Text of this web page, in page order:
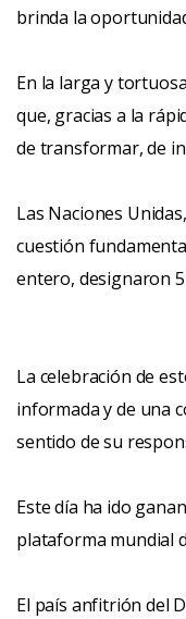
brinda la
En la larga y
que, gracias a la
de transformar, de
Las Naciones
cuestión
entero, designaron
La celebración de
informada y de una
sentido de su
Este día ha ido
plataforma mundial
El país anfitrión del